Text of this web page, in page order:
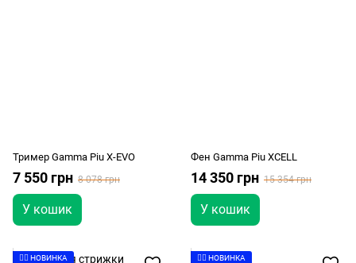
Тример Gamma Piu X-EVO
7 550 грн 8 078 грн
У кошик
Фен Gamma Piu XCELL
14 350 грн 15 354 грн
У кошик
👉🏻 НОВИНКА 👉🏻 НОВИНКА